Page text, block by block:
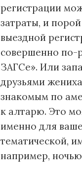
регистрации
затраты, и
выездной
совершенно по-
ЗАГСе». Или
друзьями
знакомым по
к алтарю. Это
именно для
тематической,
например,